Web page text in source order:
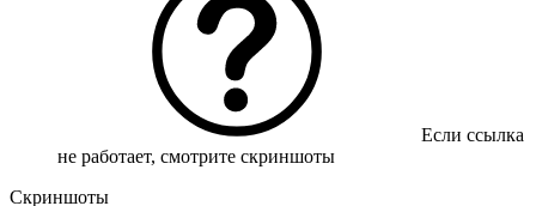
Если ссылка
не работает, смотрите скриншоты
Скриншоты